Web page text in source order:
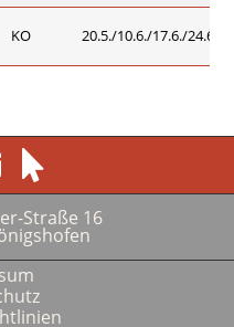
KO 20.5./10.6./17.6./24.6./
Straße 16